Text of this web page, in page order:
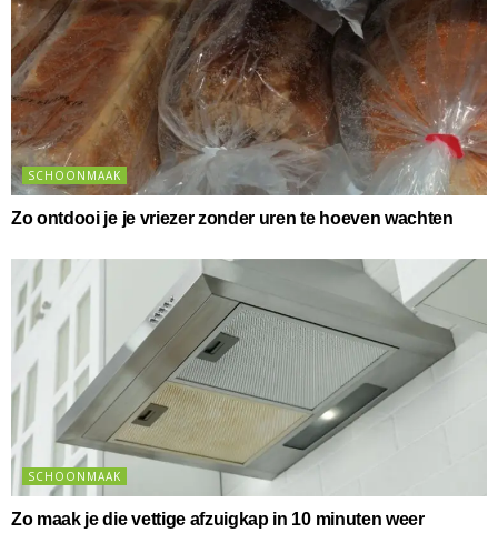
SCHOONMAAK
Zo ontdooi je je vriezer zonder uren te hoeven wachten
SCHOONMAAK
Zo maak je die vettige afzuigkap in 10 minuten weer